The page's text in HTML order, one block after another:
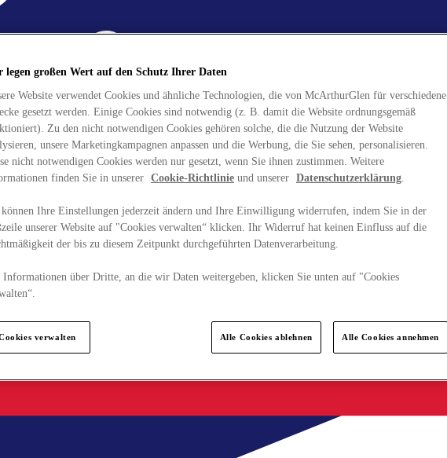
legen großen Wert auf den Schutz Ihrer Daten
Website verwendet Cookies und ähnliche Technologien, die von McArthurGlen für verschiedene
gesetzt werden. Einige Cookies sind notwendig (z. B. damit die Website ordnungsgemäß
Zu den nicht notwendigen Cookies gehören solche, die die Nutzung der Website
unsere Marketingkampagnen anpassen und die Werbung, die Sie sehen, personalisieren.
nicht notwendigen Cookies werden nur gesetzt, wenn Sie ihnen zustimmen. Weitere
finden Sie in unserer
Cookie-Richtlinie und unserer Datenschutzerklärung.
können Ihre Einstellungen jederzeit ändern und Ihre Einwilligung widerrufen, indem Sie in der
unserer Website auf "Cookies verwalten“ klicken. Ihr Widerruf hat keinen Einfluss auf die
der bis zu diesem Zeitpunkt durchgeführten Datenverarbeitung.
Informationen über Dritte, an die wir Daten weitergeben, klicken Sie unten auf "Cookies
verwalten Alle Cookies ablehnen Alle Cookies annehmen